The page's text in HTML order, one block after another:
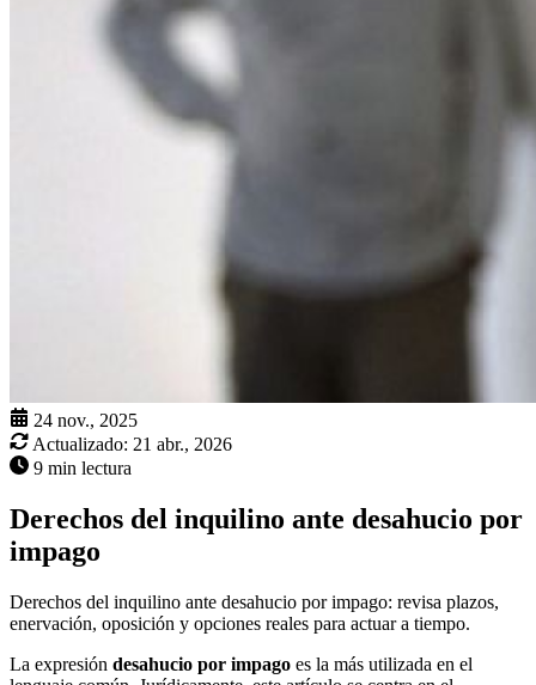
24 nov., 2025
Actualizado: 21 abr., 2026
9 min lectura
Derechos del inquilino ante desahucio por
impago
Derechos del inquilino ante desahucio por impago: revisa plazos,
enervación, oposición y opciones reales para actuar a tiempo.
La expresión desahucio por impago es la más utilizada en el